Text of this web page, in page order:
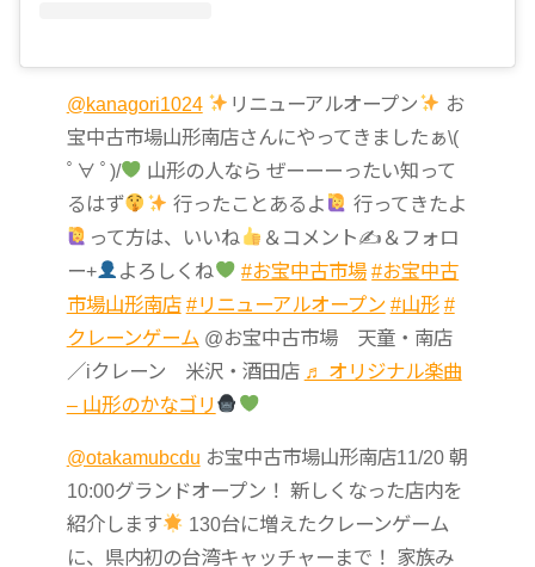
@kanagori1024 リニューアルオープン
お
宝中古市場山形南店さんにやってきましたぁ\(
ﾟ∀ ﾟ)/
山形の人なら ぜーーーったい知って
るはず
行ったことあるよ
行ってきたよ
って方は、いいね
＆コメント✍ ＆フォロ
ー+
よろしくね #お宝中古市場 #お宝中古
市場山形南店 #リニューアルオープン #山形 #
クレーンゲーム @お宝中古市場 天童・南店
／iクレーン 米沢・酒田店 ♬ オリジナル楽曲
– 山形のかなゴリ
@otakamubcdu お宝中古市場山形南店11/20 朝
10:00グランドオープン！ 新しくなった店内を
紹介します
130台に増えたクレーンゲーム
に、県内初の台湾キャッチャーまで！ 家族み